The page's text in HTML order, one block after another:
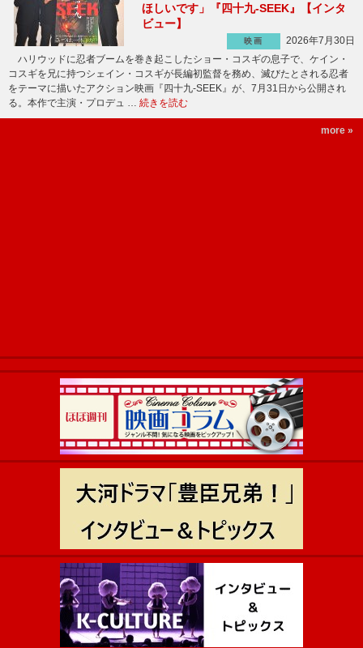
ほしいです」『四十九-SEEK』【インタ
ビュー】
映画
2026年7月30日
ハリウッドに忍者ブームを巻き起こしたショー・コスギの息子で、ケイン・
コスギを兄に持つシェイン・コスギが長編初監督を務め、滅びたとされる忍者
をテーマに描いたアクション映画『四十九-SEEK』が、7月31日から公開され
る。本作で主演・プロデュ … 続きを読む
more »